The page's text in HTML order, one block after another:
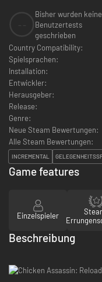
Bisher wurden keine
Benutzertests
geschrieben
Country Compatibility:
Spielsprachen:
Installation:
Entwickler:
Herausgeber:
Release:
Genre:
Neue Steam Bewertungen:
Alle Steam Bewertungen:
INCREMENTAL
Game features
Einzelspieler
Beschreibung